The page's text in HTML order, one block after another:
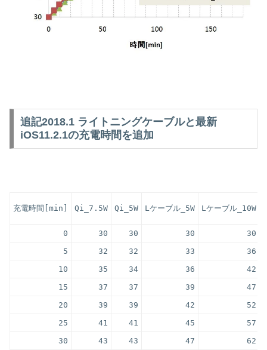
追記2018.1 ライトニングケーブルと最新
iOS11.2.1の充電時間を追加
充電時間[min] Qi_7.5W Qi_5W Lケーブル_5W Lケーブル_10W
0
30 30 30
30
5
32 32 33
36
10
35 34 36
42
15
37 37 39
47
20
39 39 42
52
25
41 41 45
57
30
43 43 47
62